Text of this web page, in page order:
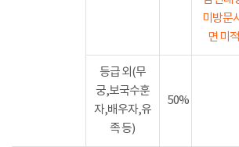
미방문
면 미
등급 외(무
궁,보국수훈
자,배우자,유
족 등)
50%